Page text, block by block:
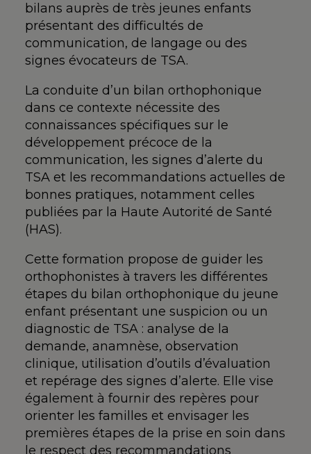
bilans auprès de très jeunes enfants
présentant des difficultés de
communication, de langage ou des
signes évocateurs de TSA.
La conduite d’un bilan orthophonique
dans ce contexte nécessite des
connaissances spécifiques sur le
développement précoce de la
communication, les signes d’alerte du
TSA et les recommandations actuelles de
bonnes pratiques, notamment celles
publiées par la Haute Autorité de Santé
(HAS).
Cette formation propose de guider les
orthophonistes à travers les différentes
étapes du bilan orthophonique du jeune
enfant présentant une suspicion ou un
diagnostic de TSA : analyse de la
demande, anamnèse, observation
clinique, utilisation d’outils d’évaluation
et repérage des signes d’alerte. Elle vise
également à fournir des repères pour
orienter les familles et envisager les
premières étapes de la prise en soin dans
le respect des recommandations